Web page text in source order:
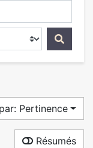
Pertinence
Résumés